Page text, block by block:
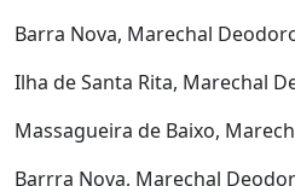
Barra Nova, Marechal
Ilha de Santa Rita, Marechal
Massagueira de Baixo,
Barrra Nova, Marechal